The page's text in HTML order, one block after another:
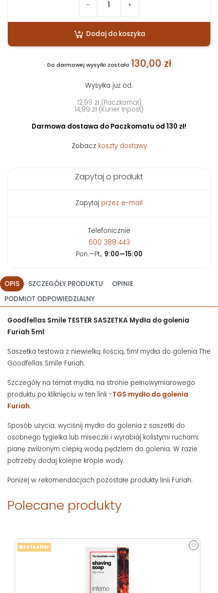
- +
Dodaj do koszyka
Do darmowej wysyłki zostało 130,00 zł
Wysyłka już od:
12,99 zł (Paczkomat)
14,99 zł (Kurier Inpost)
Darmowa dostawa do Paczkomatu od 130 zł!
Zobacz koszty dostawy
Zapytaj o produkt
Zapytaj przez e-mail
Telefonicznie
600 388 443
Pon.—Pt., 9:00—15:00
OPIS SZCZEGÓŁY PRODUKTU
OPINIE
PODMIOT ODPOWIEDZIALNY
Goodfellas Smile TESTER SASZETKA Mydła do golenia
Furiah 5ml
Saszetka testowa z niewielką ilością, 5ml mydła do golenia The
Goodfellas Smile Furiah.
Szczegóły na temat mydła, na stronie pełnowymiarowego
produktu po kliknięciu w ten link -TGS mydło do golenia
Furiah.
Sposób użycia: wyciśnij mydło do golenia z saszetki do
osobnego tygielka lub miseczki i wyrabiaj kolistymi ruchami
pianę zwilżonym ciepłą wodą pędzlem do golenia. W razie
potrzeby dodaj kolejne krople wody.
Poniżej w rekomendacjach pozostałe produkty linii Furiah.
Polecane produkty
Bestseller